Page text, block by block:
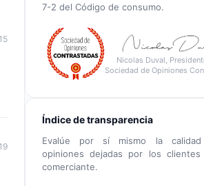
7-2 del Código de consumo.
Nicolas Duval,
Sociedad de Opiniones
Índice de transparencia
Evalúe por sí mismo la
opiniones dejadas por los
comerciante.